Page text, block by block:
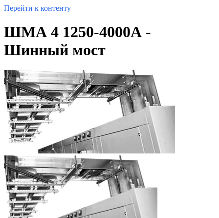
Перейти к контенту
ШМА 4 1250-4000А -
Шинный мост